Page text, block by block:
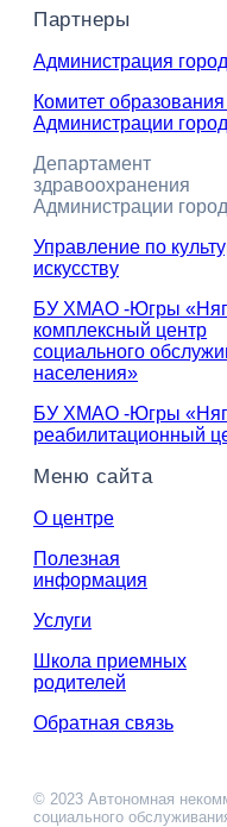
Партнеры
Администрация
Комитет
Администрации
Департамент
здравоохранения
Администрации
Управление по
искусству
БУ ХМАО -Югры
комплексный центр
социального
населения»
БУ ХМАО -Югры
реабилитационный
Меню сайта
О центре
Полезная
информация
Услуги
Школа приемных
родителей
Обратная связь
© 2023 Автономная
социального